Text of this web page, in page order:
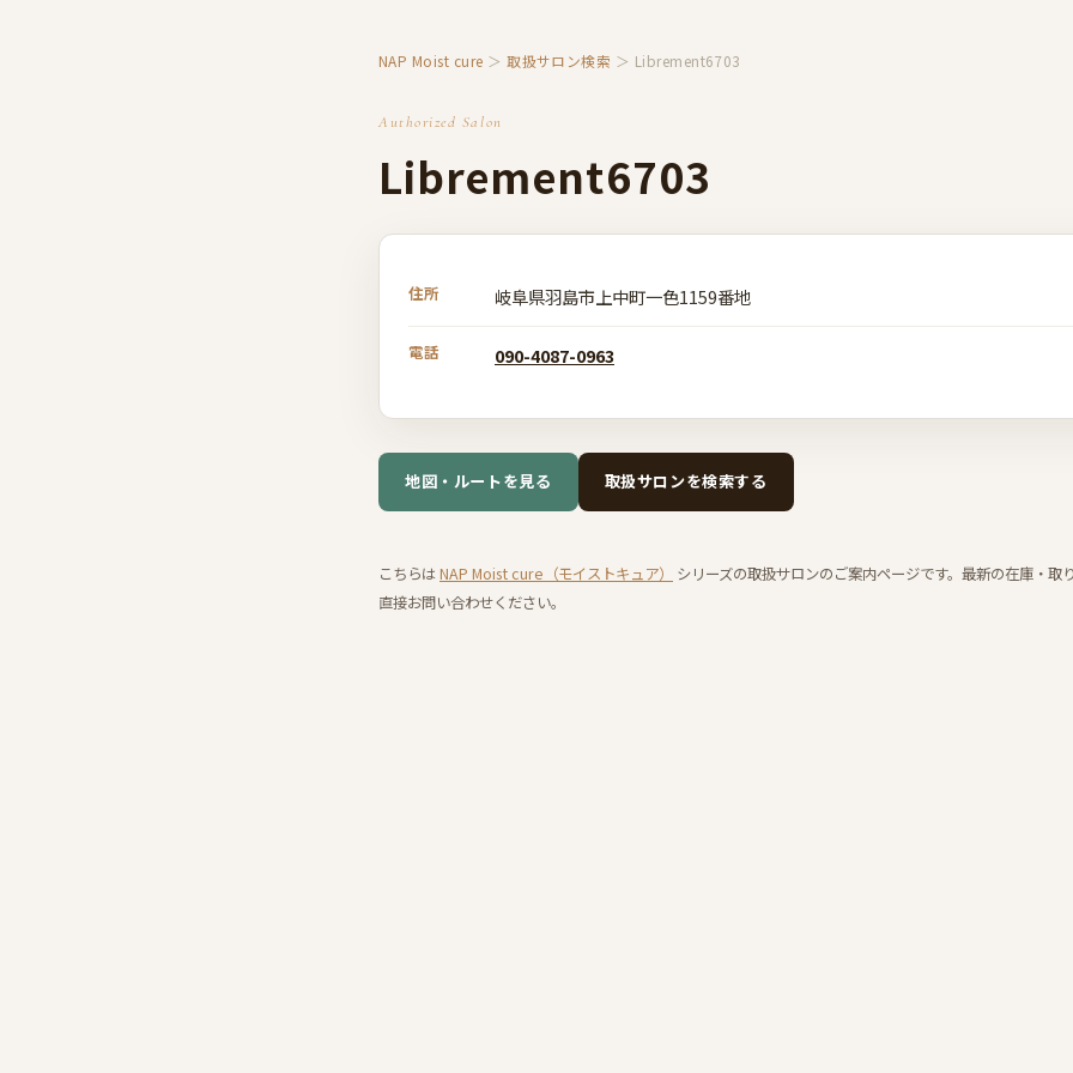
NAP Moist cure ＞取扱サロン検索 ＞ Librement6703
Authorized Salon
Librement6703
住所 岐阜県羽島市上中町一色1159番地
電話 090-4087-0963
地図・ルートを見る 取扱サロンを検索する
こちらはNAP Moist cure（モイストキュア）
シリーズの取扱サロンのご案内ページです。最新の在庫・取
直接お問い合わせください。